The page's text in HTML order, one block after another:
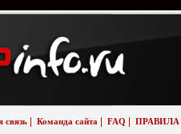
связь Команда сайта FAQ ПРАВИЛА